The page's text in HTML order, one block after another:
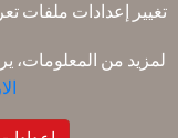
تغيير إعدادات ملفات
لمزيد من المعلومات،